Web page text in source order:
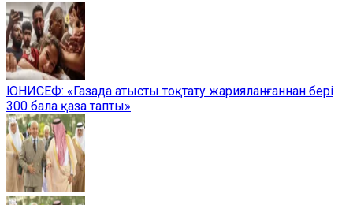
ЮНИСЕФ: «Газада атысты тоқтату жарияланғаннан бері
300 бала қаза тапты»